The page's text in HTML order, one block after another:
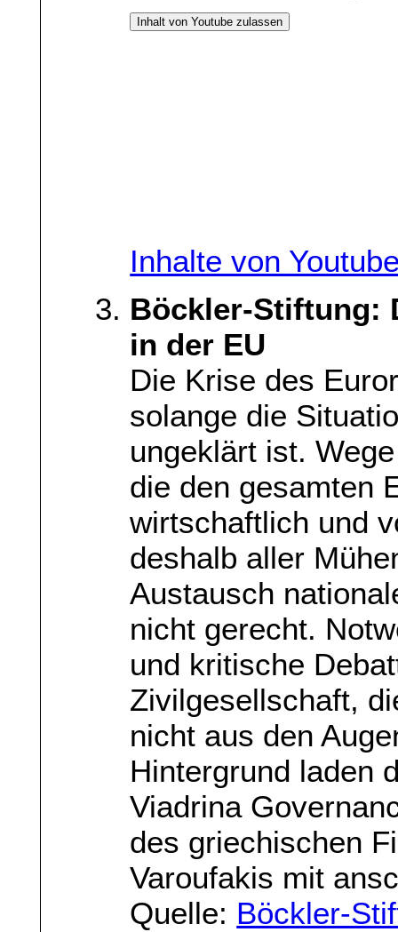
Inhalt von Youtube zulassen
Inhalte von
Böckler-Stiftung:
in der EU
Die Krise des
solange die
ungeklärt ist.
die den gesamten
wirtschaftlich und
deshalb aller
Austausch
nicht gerecht.
und kritische
Zivilgesellschaft,
nicht aus den
Hintergrund laden
Viadrina
des griechischen
Varoufakis mit
Quelle: Böckler-